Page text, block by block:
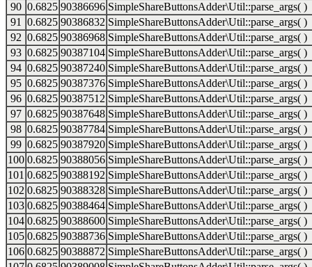
90 0.6825 90386696 SimpleShareButtonsAdder\Util::parse_args( )
91
0.6825 90386832 SimpleShareButtonsAdder\Util::parse_args( )
92 0.6825 90386968 SimpleShareButtonsAdder\Util::parse_args( )
93 0.6825 90387104 SimpleShareButtonsAdder\Util::parse_args( )
94 0.6825 90387240 SimpleShareButtonsAdder\Util::parse_args( )
95 0.6825 90387376 SimpleShareButtonsAdder\Util::parse_args( )
96 0.6825 90387512 SimpleShareButtonsAdder\Util::parse_args( )
97 0.6825 90387648 SimpleShareButtonsAdder\Util::parse_args( )
98 0.6825 90387784 SimpleShareButtonsAdder\Util::parse_args( )
99 0.6825 90387920 SimpleShareButtonsAdder\Util::parse_args( )
100 0.6825 90388056 SimpleShareButtonsAdder\Util::parse_args( )
101 0.6825 90388192 SimpleShareButtonsAdder\Util::parse_args( )
102 0.6825 90388328 SimpleShareButtonsAdder\Util::parse_args( )
103 0.6825 90388464 SimpleShareButtonsAdder\Util::parse_args( )
104 0.6825 90388600 SimpleShareButtonsAdder\Util::parse_args( )
105 0.6825 90388736 SimpleShareButtonsAdder\Util::parse_args( )
106 0.6825 90388872 SimpleShareButtonsAdder\Util::parse_args( )